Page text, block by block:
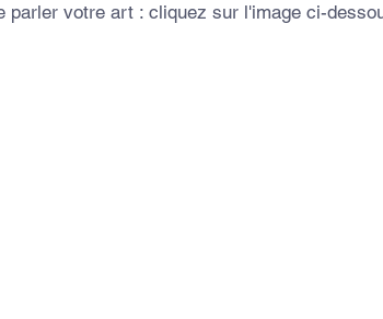
parler votre art : cliquez sur l'image ci-